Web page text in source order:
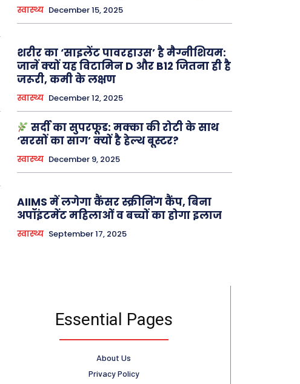
स्वास्थ्य December 15, 2025
शरीर का ‘साइलेंट पावरहाउस’ है मैग्नीशियम:
जानें क्यों यह विटामिन D और B12 जितना ही है
जरूरी, कमी के लक्षण
स्वास्थ्य December 12, 2025
सर्दी का सुपरफूड: मक्का की रोटी के साथ
‘सरसों का साग’ क्यों है हेल्थ बूस्टर?
स्वास्थ्य December 9, 2025
AIIMS में लगेगा कैंसर स्क्रीनिंग कैंप, बिना
अपॉइंटमेंट महिलाओं व बच्चों का होगा इलाज
स्वास्थ्य September 17, 2025
Essential Pages
About Us
Privacy Policy